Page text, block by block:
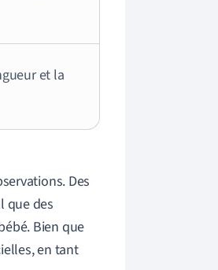
et la
Des
que des
Bien que
en tant